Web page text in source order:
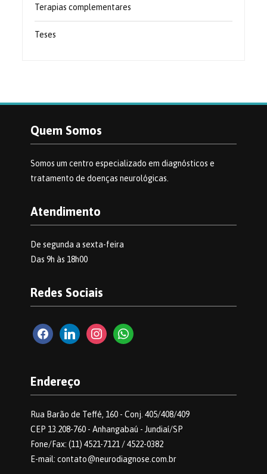
Terapias complementares
Teses
Quem Somos
Somos um centro especializado em diagnósticos e
tratamento de doenças neurológicas.
Atendimento
De segunda a sexta-feira
Das 9h às 18h00
Redes Sociais
facebook2linkedininstagramwhatsapp
Endereço
Rua Barão de Teffé, 160 - Conj. 405/408/409
CEP 13.208-760 - Anhangabaú - Jundiaí/SP
Fone/Fax: (11) 4521-7121 / 4522-0382
E-mail: contato@neurodiagnose.com.br